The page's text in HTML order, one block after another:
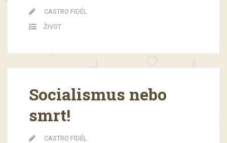
CASTRO FIDÉL
ŽIVOT
Socialismus nebo
smrt!
CASTRO FIDÉL